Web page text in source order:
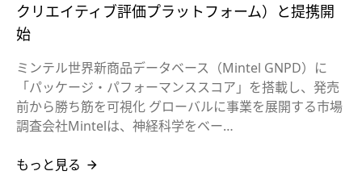
クリエイティブ評価プラットフォーム）と提携開
始
ミンテル世界新商品データベース（Mintel GNPD）に
「パッケージ・パフォーマンススコア」を搭載し、発売
前から勝ち筋を可視化 グローバルに事業を展開する市場
調査会社Mintelは、神経科学をベー…
もっと見る